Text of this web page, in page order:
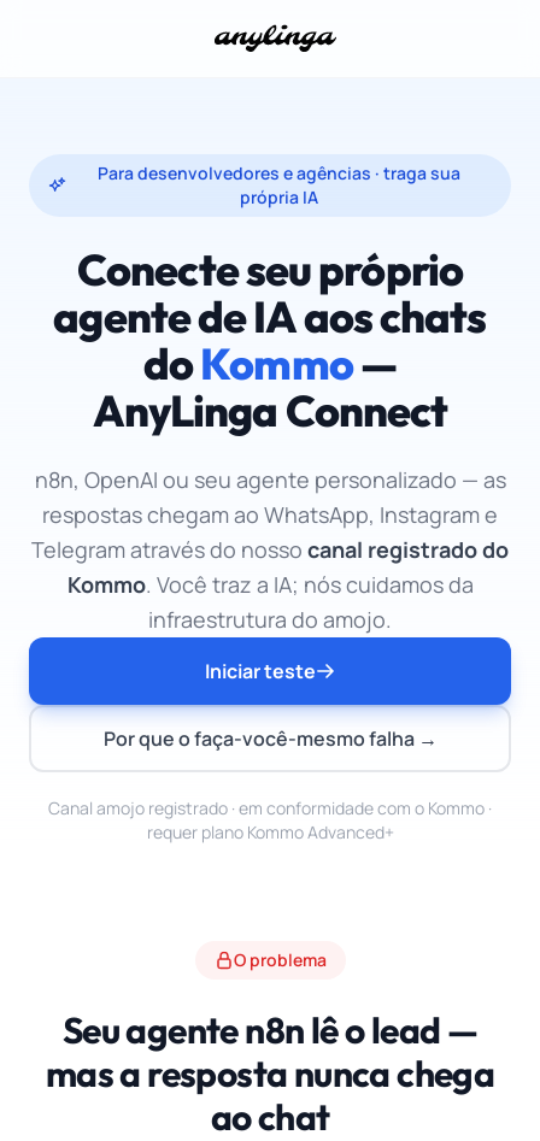
Para desenvolvedores e agências · traga sua
própria IA
Conecte seu próprio
agente de IA aos chats
doKommo—
AnyLinga Connect
n8n, OpenAI ou seu agente personalizado — as
respostas chegam ao WhatsApp, Instagram e
Telegram através do nosso canal registrado do
Kommo. Você traz a IA; nós cuidamos da
infraestrutura do amojo.
Iniciar teste
Por que o faça-você-mesmo falha →
Canal amojo registrado · em conformidade com o Kommo ·
requer plano Kommo Advanced+
O problema
Seu agente n8n lê o lead —
mas a resposta nunca chega
ao chat